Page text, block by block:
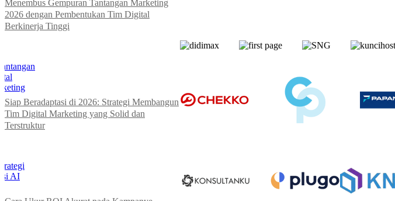
Menembus Gempuran Tantangan Marketing
2026 dengan Pembentukan Tim Digital
Berkinerja Tinggi
Siap Beradaptasi di 2026: Strategi Membangun
Tim Digital Marketing yang Solid dan
Terstruktur